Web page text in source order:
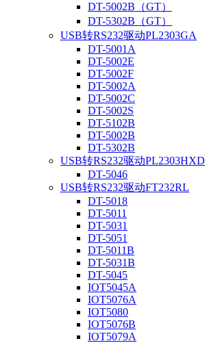
DT-5002B（GT）
DT-5302B（GT）
USB转RS232驱动PL2303GA
DT-5001A
DT-5002E
DT-5002F
DT-5002A
DT-5002C
DT-5002S
DT-5102B
DT-5002B
DT-5302B
USB转RS232驱动PL2303HXD
DT-5046
USB转RS232驱动FT232RL
DT-5018
DT-5011
DT-5031
DT-5051
DT-5011B
DT-5031B
DT-5045
IOT5045A
IOT5076A
IOT5080
IOT5076B
IOT5079A